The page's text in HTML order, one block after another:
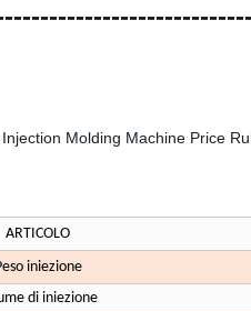
ARTICOLO
iniezione
di iniezione